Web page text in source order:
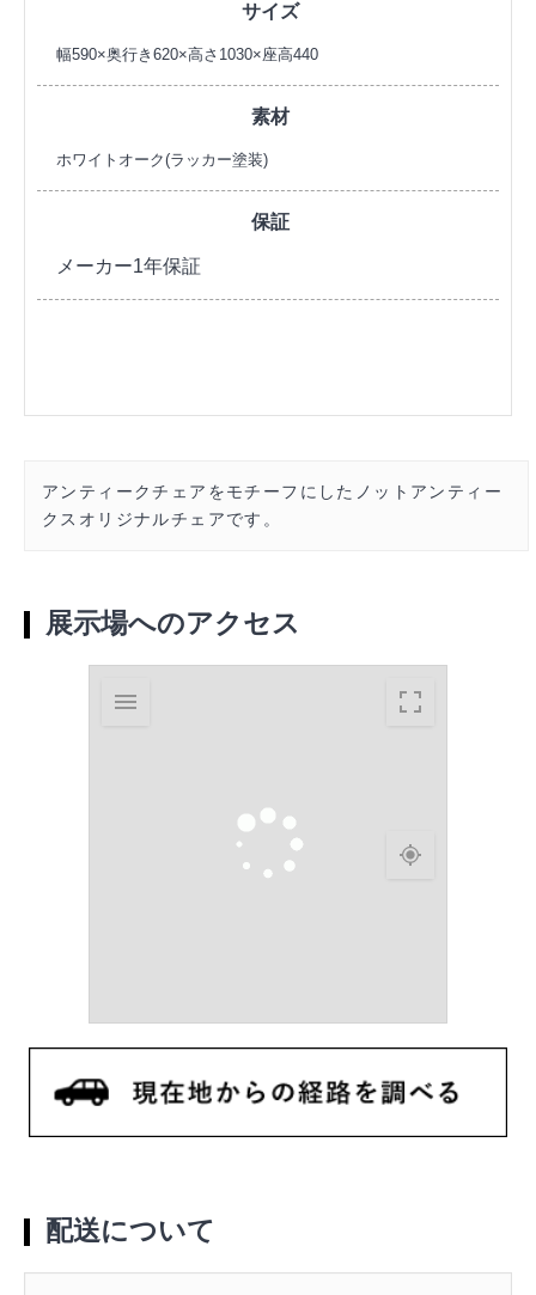
サイズ
幅590×奥行き620×高さ1030×座高440
素材
ホワイトオーク(ラッカー塗装)
保証
メーカー1年保証
アンティークチェアをモチーフにしたノットアンティー
クスオリジナルチェアです。
展示場へのアクセス
配送について